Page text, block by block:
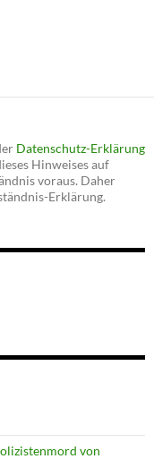
Datenschutz-Erklärung
Hinweises auf
voraus. Daher
Erklärung.
von